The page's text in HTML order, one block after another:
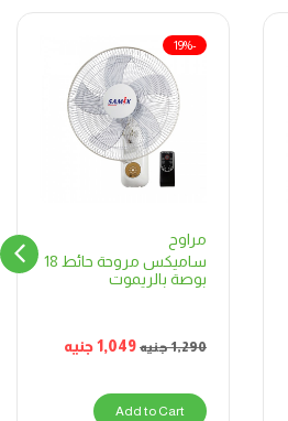
مراوح
ساميكس مروحة حائط 18
بوصة بالريموت
1,290جنيه 1,049جنيه
-19%
Add to Cart